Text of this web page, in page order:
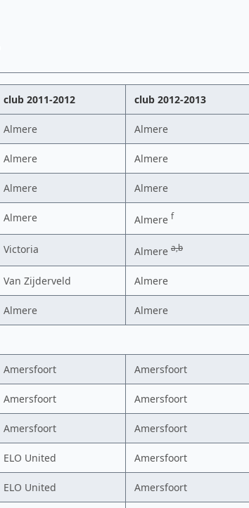
club 2011-2012 club 2012-2013
Almere Almere
Almere Almere
Almere Almere
Almere Almere f
Victoria Almere a,b
Van Zijderveld Almere
Almere Almere
Amersfoort Amersfoort
Amersfoort Amersfoort
Amersfoort Amersfoort
ELO United Amersfoort
ELO United Amersfoort